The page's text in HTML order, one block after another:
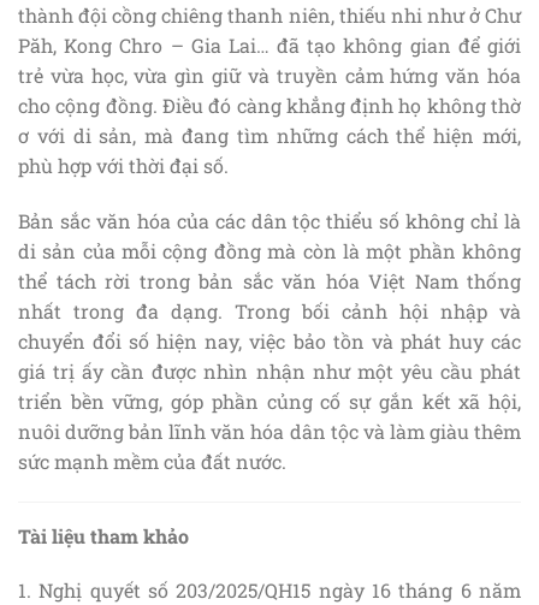
thành đội cồng chiêng thanh niên, thiếu nhi như ở Chư
Păh, Kong Chro – Gia Lai… đã tạo không gian để giới
trẻ vừa học, vừa gìn giữ và truyền cảm hứng văn hóa
cho cộng đồng. Điều đó càng khẳng định họ không thờ
ơ với di sản, mà đang tìm những cách thể hiện mới,
phù hợp với thời đại số.
Bản sắc văn hóa của các dân tộc thiểu số không chỉ là
di sản của mỗi cộng đồng mà còn là một phần không
thể tách rời trong bản sắc văn hóa Việt Nam thống
nhất trong đa dạng. Trong bối cảnh hội nhập và
chuyển đổi số hiện nay, việc bảo tồn và phát huy các
giá trị ấy cần được nhìn nhận như một yêu cầu phát
triển bền vững, góp phần củng cố sự gắn kết xã hội,
nuôi dưỡng bản lĩnh văn hóa dân tộc và làm giàu thêm
sức mạnh mềm của đất nước.
Tài liệu tham khảo
1. Nghị quyết số 203/2025/QH15 ngày 16 tháng 6 năm